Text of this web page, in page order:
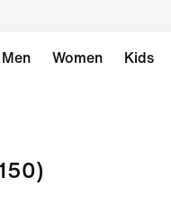
Men Women Kids